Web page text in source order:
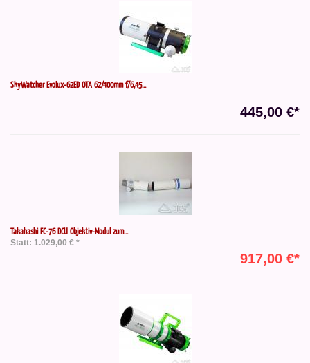
SkyWatcher Evolux-62ED OTA 62/400mm f/6,45...
445,00 €*
Takahashi FC-76 DCU Objektiv-Modul zum...
Statt: 1.029,00 € *
917,00 €*